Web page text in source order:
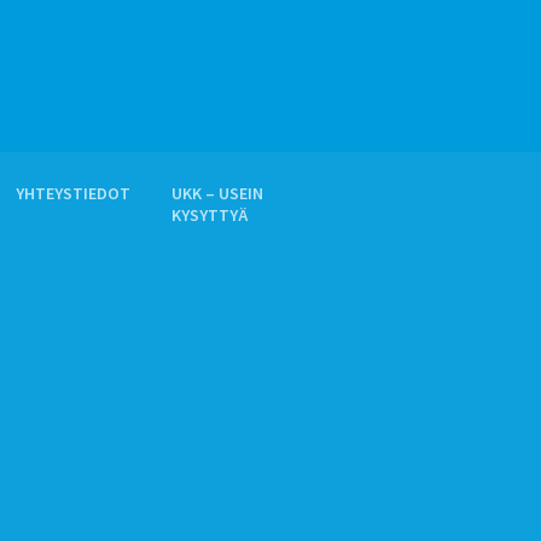
YHTEYSTIEDOT
UKK – USEIN
KYSYTTYÄ